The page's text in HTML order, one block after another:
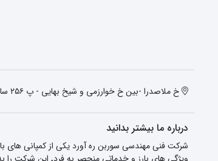
خ ملاصدرا -بین خ خوارزمی و شیخ بهایی - پ ۲۵۶ ساختمان ملاصدرا واحد دوم
درباره ما بیشتر بدانید
شرکت فنی مهندسی سوربن ره آورد یکی از کمپانی